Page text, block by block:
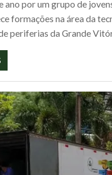
ano por um grupo de
formações na área da
periferias da Grande